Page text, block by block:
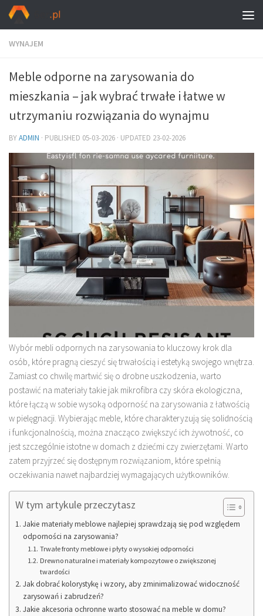
WYNAJEM
Meble odporne na zarysowania do
mieszkania – jak wybrać trwałe i łatwe w
utrzymaniu rozwiązania do wynajmu
BYADMIN · PUBLISHED 05-03-2026 · UPDATED 23-02-2026
Wybór mebli odpornych na zarysowania to kluczowy krok dla
osób, które pragną cieszyć się trwałością i estetyką swojego wnętrza.
Zamiast co chwilę martwić się o drobne uszkodzenia, warto
postawić na materiały takie jak mikrofibra czy skóra ekologiczna,
które łączą w sobie wysoką odporność na zarysowania z łatwością
w pielęgnacji. Wybierając meble, które charakteryzują się solidnością
i funkcjonalnością, można znacząco zwiększyć ich żywotność, co
jest szczególnie istotne w domach z dziećmi czy zwierzętami. Warto
zatem przyjrzeć się dostępnym rozwiązaniom, które spełnią
oczekiwania nawet najbardziej wymagających użytkowników.
W tym artykule przeczytasz
Jakie materiały meblowe najlepiej sprawdzają się pod względem
odporności na zarysowania?
Trwałe fronty meblowe i płyty o wysokiej odporności
Drewno naturalne i materiały kompozytowe o zwiększonej
twardości
Jak dobrać kolorystykę i wzory, aby zminimalizować widoczność
zarysowań i zabrudzeń?
Jakie akcesoria ochronne warto stosować na meble w domu?